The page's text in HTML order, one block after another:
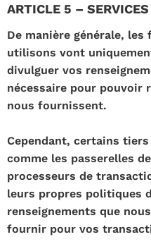
ARTICLE 5 –
De manière générale,
utilisons vont
divulguer vos
nécessaire pour pouvoir
nous fournissent.
Cependant, certains
comme les passerelles
processeurs de
leurs propres politiques
renseignements que
fournir pour vos